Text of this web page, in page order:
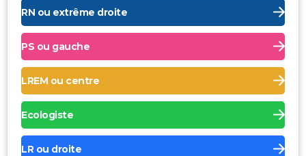
RN ou extrême droite
PS ou gauche
LREM ou centre
Ecologiste
LR ou droite